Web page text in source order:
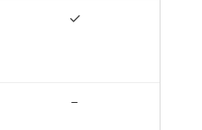
✓
–